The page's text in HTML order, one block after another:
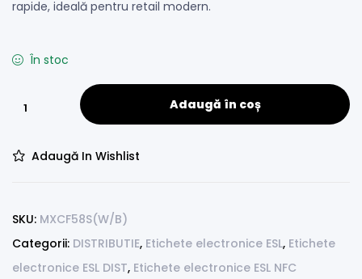
rapide, ideală pentru retail modern.
În stoc
Adaugă în coș
Adaugă In Wishlist
SKU: MXCF58S(W/B)
Categorii: DISTRIBUTIE, Etichete electronice ESL, Etichete
electronice ESL DIST, Etichete electronice ESL NFC